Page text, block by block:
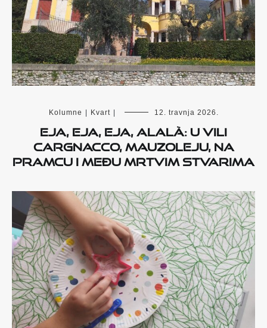
Kolumne | Kvart | 12. travnja 2026.
Eja, eja, eja, alalà: u vili
Cargnacco, mauzoleju, na
pramcu i među mrtvim stvarima